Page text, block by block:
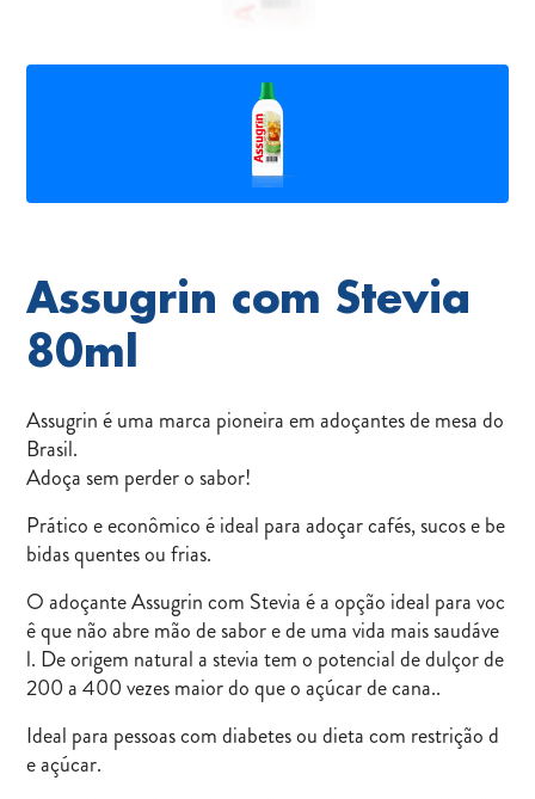
Assugrin com Stevia
80ml
Assugrin é uma marca pioneira em adoçantes de mesa do
Brasil.
Adoça sem perder o sabor!
Prático e econômico é ideal para adoçar cafés, sucos e be
bidas quentes ou frias.
O adoçante Assugrin com Stevia é a opção ideal para voc
ê que não abre mão de sabor e de uma vida mais saudáve
l. De origem natural a stevia tem o potencial de dulçor de
200 a 400 vezes maior do que o açúcar de cana..
Ideal para pessoas com diabetes ou dieta com restrição d
e açúcar.